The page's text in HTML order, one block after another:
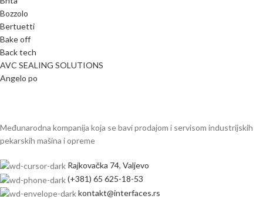
Bozzolo
Bertuetti
Bake off
Back tech
AVC SEALING SOLUTIONS
Angelo po
Međunarodna kompanija koja se bavi prodajom i servisom industrijskih
pekarskih mašina i opreme
Rajkovačka 74, Valjevo
(+381) 65 625-18-53
kontakt@interfaces.rs